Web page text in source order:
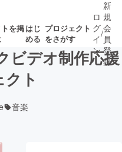
を掲はじ
める
プロジェクト
をさがす
募集終了が近いプ
ロジェクト
ロ
グ
イ
ン
/
新
規
会
員
登
録
ビデオ制作応援
ト
音楽